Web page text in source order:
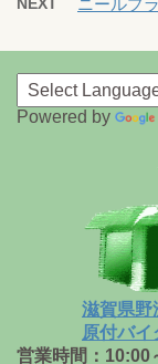
ニールプ
Powered by
滋賀県野
原付バイ
営業時間：10:00